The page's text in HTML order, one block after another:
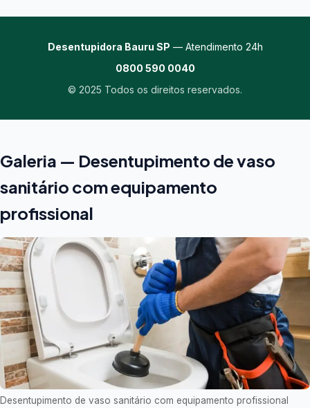
Desentupidora Bauru SP — Atendimento 24h
0800 590 0040
© 2025 Todos os direitos reservados.
Galeria — Desentupimento de vaso
sanitário com equipamento
profissional
Desentupimento de vaso sanitário com equipamento profissional